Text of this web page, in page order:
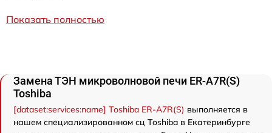
Показать полностью
Замена ТЭН микроволновой печи ER-A7R(S)
Toshiba
[dataset:services:name] Toshiba ER-A7R(S) выполняется в
нашем специализированном сц Toshiba в Екатеринбурге